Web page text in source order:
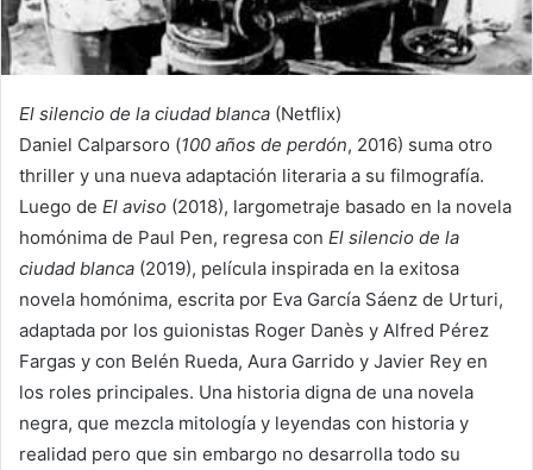
El silencio de la ciudad blanca (Netflix)
Daniel Calparsoro (100 años de perdón, 2016) suma otro
thriller y una nueva adaptación literaria a su filmografía.
Luego de El aviso (2018), largometraje basado en la novela
homónima de Paul Pen, regresa con El silencio de la
ciudad blanca (2019), película inspirada en la exitosa
novela homónima, escrita por Eva García Sáenz de Urturi,
adaptada por los guionistas Roger Danès y Alfred Pérez
Fargas y con Belén Rueda, Aura Garrido y Javier Rey en
los roles principales. Una historia digna de una novela
negra, que mezcla mitología y leyendas con historia y
realidad pero que sin embargo no desarrolla todo su